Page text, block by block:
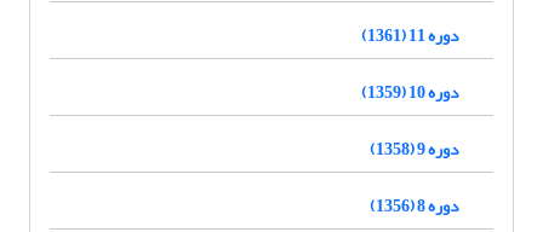
دوره 11 (1361)
دوره 10 (1359)
دوره 9 (1358)
دوره 8 (1356)